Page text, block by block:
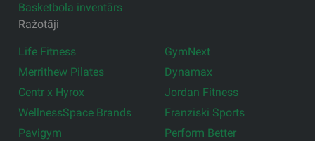
Basketbola inventārs
Ražotāji
Life Fitness
Merrithew Pilates
Centr x Hyrox
WellnessSpace Brands
Pavigym
GymNext
Dynamax
Jordan Fitness
Franziski Sports
Perform Better